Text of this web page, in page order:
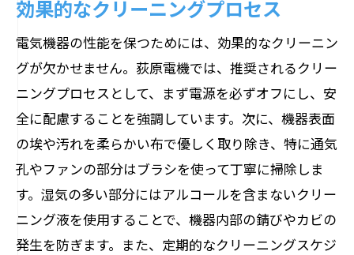
効果的なクリーニングプロセス
電気機器の性能を保つためには、効果的なクリーニン
グが欠かせません。荻原電機では、推奨されるクリー
ニングプロセスとして、まず電源を必ずオフにし、安
全に配慮することを強調しています。次に、機器表面
の埃や汚れを柔らかい布で優しく取り除き、特に通気
孔やファンの部分はブラシを使って丁寧に掃除しま
す。湿気の多い部分にはアルコールを含まないクリー
ニング液を使用することで、機器内部の錆びやカビの
発生を防ぎます。また、定期的なクリーニングスケジ